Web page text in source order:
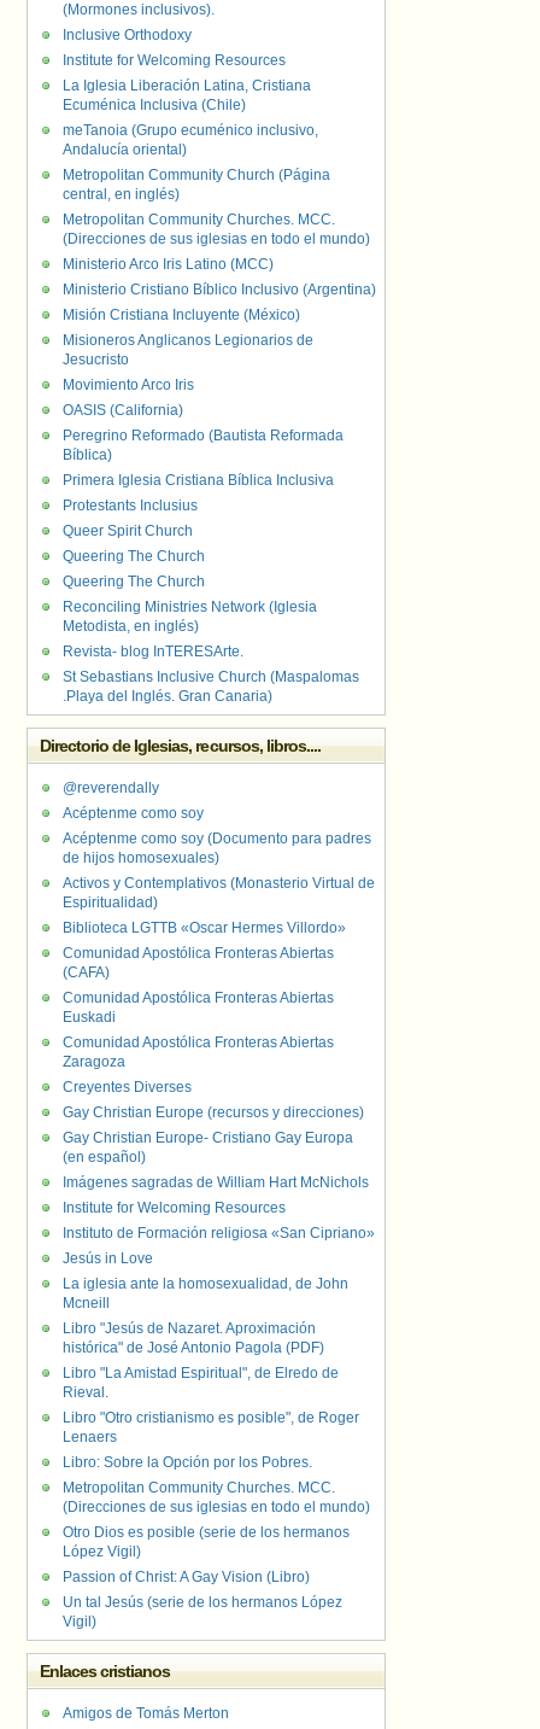
(Mormones inclusivos).
Inclusive Orthodoxy
Institute for Welcoming Resources
La Iglesia Liberación Latina, Cristiana
Ecuménica Inclusiva (Chile)
meTanoia (Grupo ecuménico inclusivo,
Andalucía oriental)
Metropolitan Community Church (Página
central, en inglés)
Metropolitan Community Churches. MCC.
(Direcciones de sus iglesias en todo el mundo)
Ministerio Arco Iris Latino (MCC)
Ministerio Cristiano Bíblico Inclusivo (Argentina)
Misión Cristiana Incluyente (México)
Misioneros Anglicanos Legionarios de
Jesucristo
Movimiento Arco Iris
OASIS (California)
Peregrino Reformado (Bautista Reformada
Bíblica)
Primera Iglesia Cristiana Bíblica Inclusiva
Protestants Inclusius
Queer Spirit Church
Queering The Church
Queering The Church
Reconciling Ministries Network (Iglesia
Metodista, en inglés)
Revista- blog InTERESArte.
St Sebastians Inclusive Church (Maspalomas
.Playa del Inglés. Gran Canaria)
Directorio de Iglesias, recursos, libros....
@reverendally
Acéptenme como soy
Acéptenme como soy (Documento para padres
de hijos homosexuales)
Activos y Contemplativos (Monasterio Virtual de
Espiritualidad)
Biblioteca LGTTB «Oscar Hermes Villordo»
Comunidad Apostólica Fronteras Abiertas
(CAFA)
Comunidad Apostólica Fronteras Abiertas
Euskadi
Comunidad Apostólica Fronteras Abiertas
Zaragoza
Creyentes Diverses
Gay Christian Europe (recursos y direcciones)
Gay Christian Europe- Cristiano Gay Europa
(en español)
Imágenes sagradas de William Hart McNichols
Institute for Welcoming Resources
Instituto de Formación religiosa «San Cipriano»
Jesús in Love
La iglesia ante la homosexualidad, de John
Mcneill
Libro "Jesús de Nazaret. Aproximación
histórica" de José Antonio Pagola (PDF)
Libro "La Amistad Espiritual", de Elredo de
Rieval.
Libro "Otro cristianismo es posible", de Roger
Lenaers
Libro: Sobre la Opción por los Pobres.
Metropolitan Community Churches. MCC.
(Direcciones de sus iglesias en todo el mundo)
Otro Dios es posible (serie de los hermanos
López Vigil)
Passion of Christ: A Gay Vision (Libro)
Un tal Jesús (serie de los hermanos López
Vigil)
Enlaces cristianos
Amigos de Tomás Merton